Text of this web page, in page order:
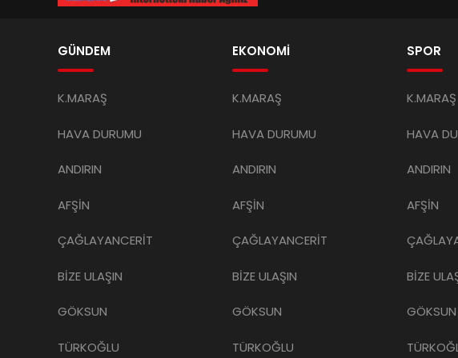
GÜNDEM
K.MARAŞ
HAVA DURUMU
ANDIRIN
AFŞİN
ÇAĞLAYANCERİT
BİZE ULAŞIN
GÖKSUN
TÜRKOĞLU
EKONOMİ
K.MARAŞ
HAVA DURUMU
ANDIRIN
AFŞİN
ÇAĞLAYANCERİT
BİZE ULAŞIN
GÖKSUN
TÜRKOĞLU
SPOR
K.MARAŞ
HAVA
ANDIRIN
AFŞİN
BİZE
GÖKSUN